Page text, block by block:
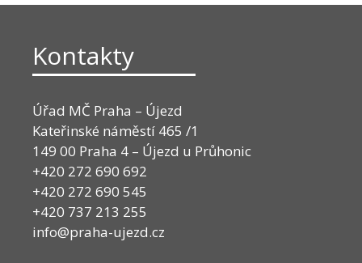
Kontakty
Úřad MČ Praha – Újezd
Kateřinské náměstí 465 /1
149 00 Praha 4 – Újezd u Průhonic
+420 272 690 692
+420 272 690 545
+420 737 213 255
info@praha-ujezd.cz